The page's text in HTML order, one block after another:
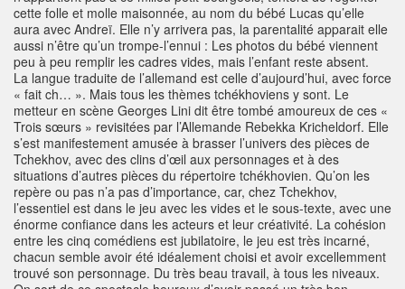
cette folle et molle maisonnée, au nom du bébé Lucas qu’elle
aura avec Andreï. Elle n’y arrivera pas, la parentalité apparait elle
aussi n’être qu’un trompe-l’ennui : Les photos du bébé viennent
peu à peu remplir les cadres vides, mais l’enfant reste absent.
La langue traduite de l’allemand est celle d’aujourd’hui, avec force
« fait ch… ». Mais tous les thèmes tchékhoviens y sont. Le
metteur en scène Georges Lini dit être tombé amoureux de ces «
Trois sœurs » revisitées par l’Allemande Rebekka Kricheldorf. Elle
s’est manifestement amusée à brasser l’univers des pièces de
Tchekhov, avec des clins d’œil aux personnages et à des
situations d’autres pièces du répertoire tchékhovien. Qu’on les
repère ou pas n’a pas d’importance, car, chez Tchekhov,
l’essentiel est dans le jeu avec les vides et le sous-texte, avec une
énorme confiance dans les acteurs et leur créativité. La cohésion
entre les cinq comédiens est jubilatoire, le jeu est très incarné,
chacun semble avoir été idéalement choisi et avoir excellemment
trouvé son personnage. Du très beau travail, à tous les niveaux.